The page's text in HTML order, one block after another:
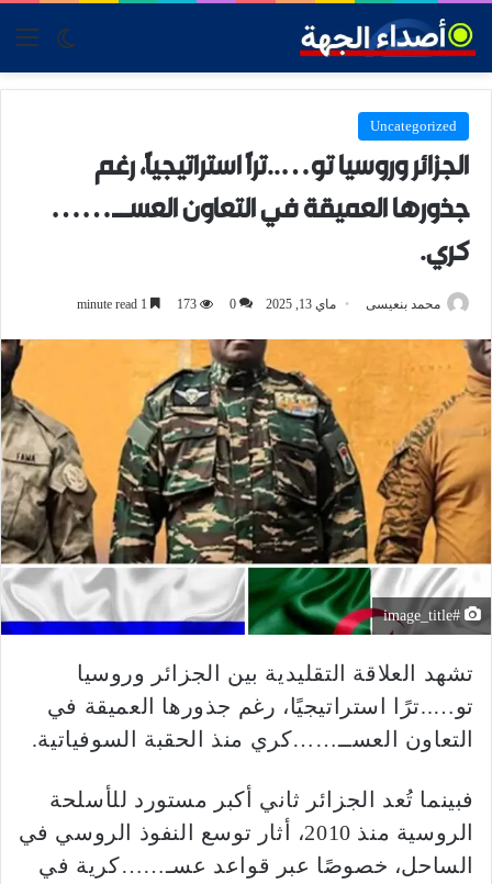
skin
Uncategorized
الجزائر وروسيا تو…..ترًا استراتيجيًا، رغم
جذورها العميقة في التعاون العســ……
كري.
محمد بنعيسى ماي 13, 2025 0
173
#image_title
تشهد العلاقة التقليدية بين الجزائر وروسيا
تو…..ترًا استراتيجيًا، رغم جذورها العميقة في
التعاون العســ……كري منذ الحقبة السوفياتية.
فبينما تُعد الجزائر ثاني أكبر مستورد للأسلحة
الروسية منذ 2010، أثار توسع النفوذ الروسي في
الساحل، خصوصًا عبر قواعد عسـ……كرية في